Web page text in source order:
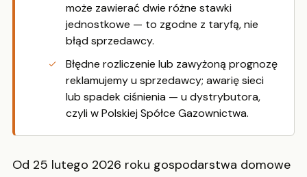
może zawierać dwie różne stawki
jednostkowe — to zgodne z taryfą, nie
błąd sprzedawcy.
Błędne rozliczenie lub zawyżoną prognozę
reklamujemy u sprzedawcy; awarię sieci
lub spadek ciśnienia — u dystrybutora,
czyli w Polskiej Spółce Gazownictwa.
Od 25 lutego 2026 roku gospodarstwa domowe